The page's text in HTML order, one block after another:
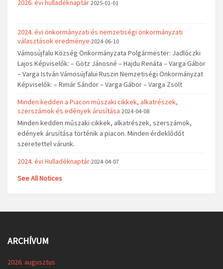
2026. évi hulladéknaptár 2025-01-01
2024. évi önkormányzati és nemzetiségi önkormányzati
választások eredménye 2024-06-10
Vámosújfalu Község Önkormányzata Polgármester: Jadlóczki
Lajos Képviselők: – Götz Jánosné – Hajdu Renáta – Varga Gábor
– Varga István Vámosújfalui Ruszin Nemzetiségi Önkormányzat
Képviselők: – Rimár Sándor – Varga Gábor – Varga Zsolt
Minden kedden a Piacon műszaki cikkek, alkatrészek,
szerszámok és edények árusítása 2024-04-08
Minden kedden műszaki cikkek, alkatrészek, szerszámok,
edények árusítása történik a piacon. Minden érdeklődőt
szeretettel várunk.
2024. évi Hulladéknaptár 2024-04-07
See All Notices
ARCHÍVUM
2026. augusztus